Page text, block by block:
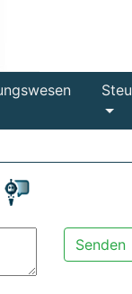
Senden